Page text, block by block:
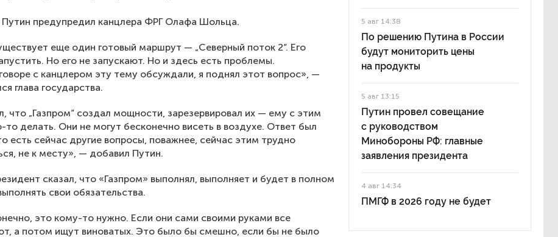
предупредил канцлера ФРГ Олафа Шольца.
еще один готовый маршрут — „Северный поток 2“. Его
Но его не запускают. Но и здесь есть проблемы.
с канцлером эту тему обсуждали, я поднял этот вопрос», —
глава государства.
что „Газпром“ создал мощности, зарезервировал их — ему с этим
то делать. Они не могут бесконечно висеть в воздухе. Ответ был
есть сейчас другие вопросы, поважнее, сейчас этим трудно
не к месту», — добавил Путин.
сказал, что «Газпром» выполнял, выполняет и будет в полном
свои обязательства.
это кому-то нужно. Если они сами своими руками все
а потом ищут виноватых. Это было бы смешно, если бы не было
5 авг 14:38
По решению Путина в России
будут мониторить цены
на продукты
5 авг 13:15
Путин провел совещание
с руководством
Минобороны РФ: главные
заявления президента
4 авг 14:34
ПМГФ в 2026 году не будет